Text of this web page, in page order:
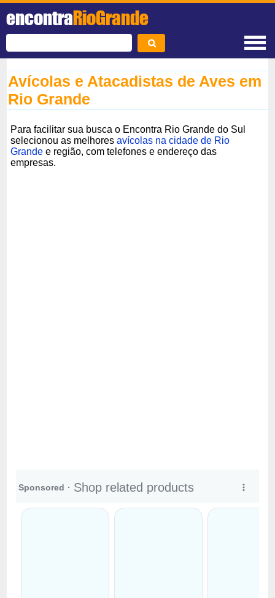
encontraRioGrande
Avícolas e Atacadistas de Aves em
Rio Grande
Para facilitar sua busca o Encontra Rio Grande do Sul
selecionou as melhoresavícolas na cidade de Rio
Grande e região, com telefones e endereço das
empresas.